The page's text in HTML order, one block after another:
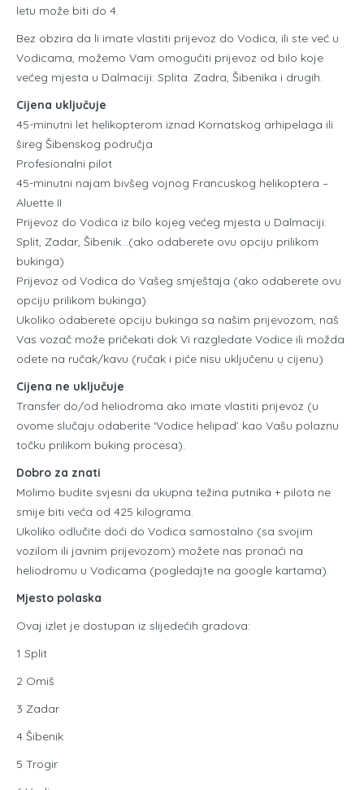
letu može biti do 4.
Bez obzira da li imate vlastiti prijevoz do Vodica, ili ste već u
Vodicama, možemo Vam omogućiti prijevoz od bilo koje
većeg mjesta u Dalmaciji: Splita. Zadra, Šibenika i drugih.
Cijena uključuje
45-minutni let helikopterom iznad Kornatskog arhipelaga ili
šireg Šibenskog područja
Profesionalni pilot​
45-minutni najam bivšeg vojnog Francuskog helikoptera –
Aluette II
Prijevoz do Vodica iz bilo kojeg većeg mjesta u Dalmaciji:
Split, Zadar, Šibenik…(ako odaberete ovu opciju prilikom
bukinga)​
Prijevoz od Vodica do Vašeg smještaja (ako odaberete ovu
opciju prilikom bukinga)
Ukoliko odaberete opciju bukinga sa našim prijevozom, naš
Vas vozač može pričekati dok Vi razgledate Vodice ili možda
odete na ručak/kavu (ručak i piće nisu uključenu u cijenu)
Cijena ne uključuje
Transfer do/od heliodroma ako imate vlastiti prijevoz (u
ovome slučaju odaberite ‘Vodice helipad’ kao Vašu polaznu
točku prilikom buking procesa).
Dobro za znati
Molimo budite svjesni da ukupna težina putnika + pilota ne
smije biti veća od 425 kilograma.
Ukoliko odlučite doći do Vodica samostalno (sa svojim
vozilom ili javnim prijevozom) možete nas pronaći na
heliodromu u Vodicama (pogledajte na google kartama).
Mjesto polaska
Ovaj izlet je dostupan iz slijedećih gradova:
1 Split
2 Omiš
3 Zadar
4 Šibenik
5 Trogir